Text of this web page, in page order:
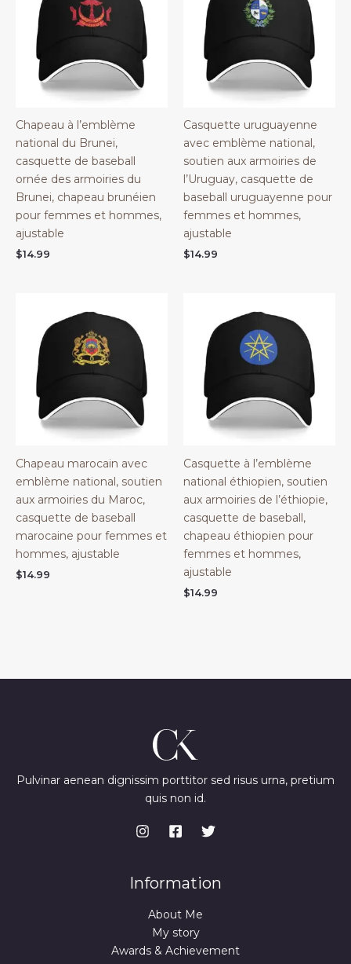
Chapeau à l’emblème
national du Brunei,
casquette de baseball
ornée des armoiries du
Brunei, chapeau brunéien
pour femmes et hommes,
ajustable
$14.99
Casquette uruguayenne
avec emblème national,
soutien aux armoiries de
l’Uruguay, casquette de
baseball uruguayenne pour
femmes et hommes,
ajustable
$14.99
Chapeau marocain avec
emblème national, soutien
aux armoiries du Maroc,
casquette de baseball
marocaine pour femmes et
hommes, ajustable
$14.99
Casquette à l’emblème
national éthiopien, soutien
aux armoiries de l’éthiopie,
casquette de baseball,
chapeau éthiopien pour
femmes et hommes,
ajustable
$14.99
Pulvinar aenean dignissim porttitor sed risus urna, pretium
quis non id.
Information
About Me
My story
Awards & Achievement